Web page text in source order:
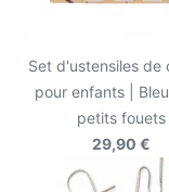
Set d'ustensiles de
pour enfants |
petits fouets
29,90 €